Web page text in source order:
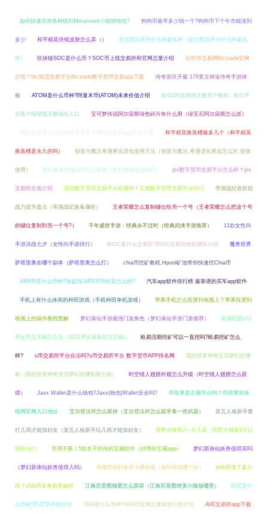
如何快速添加各种链到Metamask小狐狸钱包? 狗狗币最早多少钱一个?狗狗币下个牛市能涨到
多少 和平精英倍镜皮肤怎么弄（） 艾尔登法环为什么叫老头环（艾尔登法环为什么叫老头
环） 区块链SOC是什么币？SOC币上线交易所和官网总量介绍 比特币交易网Btctrade官网
介绍？btc期货交易平台Btctrade数字货币交易app下载 传奇首区开服 176复古神途传奇手游体
验 ATOM是什么币种?阿童木币(ATOM)未来价值介绍 欧亿OE交易所注册开户教程，欧亿平
台客户端登陆注册地址入口 宝可梦传说阿尔宙斯绿色碎片有什么用（绿宝石阿尔宙斯怎么抓）
OEX交易平台合法吗是否可靠？OEX交易所app官方下载 和平精英换装槽最多几个（和平精英
换装槽是永久的吗） 创造与魔法奇遇果实进化使用方法（创造与魔法,奇遇进化果实怎么对,坐骑
使用） 梦幻新诛仙璇玑石怎么获得（梦幻新诛仙玄机石） jex数字货币交易平台怎么样？jex
交易所全面介绍 国内数字货币交易平台有哪些？正规数字货币交易平台排行 帝国战纪各阶段
战力提升盘点（帝国战纪装备属性） 王者荣耀怎么复制键位给另一个号（王者荣耀怎么把这个号
的键位复制到另一个号?） 千年盛世手游：经典永不过时（经典武侠手游推荐） 11款女性向
手游决战七夕（女性向手游排行） Bit2C是什么交易所?Bit2C交易所创始团队介绍 魔兽世界
萨塔里奥在哪个副本（萨塔里奥怎么打） chia币挖矿教程,Hpool矿池带你快速挖Chia币
ARRR是什么币种?海盗链/ARRR币前景怎么样? 汽车app软件排行榜 最靠谱的买车app软件
手机上有什么休闲的种田游戏（手机种田单机游戏） 苹果手机怎么投屏到电视上？苹果投屏到
电视上的操作教程图解 梦幻诛仙手游最强门派角色（梦幻诛仙手游门派推荐） 英雄联盟s12
琴女符文天赋怎么选（2021琴女最新符文天赋） 欧易活期挖矿可以一直挖吗?欧易挖矿怎么
样? u币交易所平台合法吗?u币交易所平台 数字货币APP排名网 我的世界神奇宝贝梦幻在哪
刷（我的世界神奇宝贝梦幻在哪刷努力值） 时空猎人翅膀外观怎么升级（时空猎人翅膀怎么获
得） Jaxx Wallet是什么钱包?Jaxx(钱包)Wallet安全吗? 币世界是正规平台吗？币世界区块
链网官网入口地址 艾尔登法环怎么双持（艾尔登法环怎么双手拿一把武器） 第五人格新手要
打几局才能加好友（第五人格新手玩几局才能加好友） 荒野大镖客2一共几章（荒野大镖客2可以
啪的npc） 百用不腻！5款名不经传的宝藏软件（好用的宝藏app） 梦幻新诛仙妖兽值得买吗
（梦幻新诛仙妖兽值得入吗） 有哪些福利多的卡牌游戏（福利游戏哪个好） shib币涨了多少
倍？shib币未来前景如何 江南百景图猫窝怎么获得（江南百景图绝美小猫放哪里） EVZ是什
么币种?EVZ币详细介绍 YAG是什么币种?YAG币官网总量和发行价介绍 AVE交易所app下载